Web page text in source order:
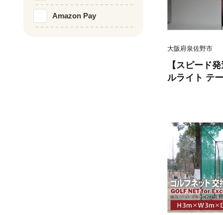
大阪府泉佐野市
【スピード
ルライト テールラ
フルLED テ
Amazon Pay